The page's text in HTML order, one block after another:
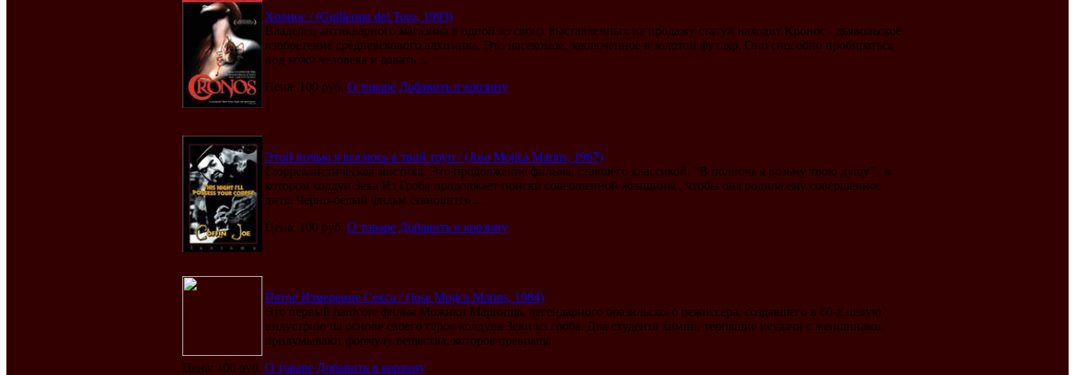
Хронос / (Guillermo del Toro, 1993)
Владелец антикварного магазина в одной из своих выставленных на продажу статуй находит Кронос - дьявольское
изобретение средневекового алхимика. Это насекомое, заключенное в золотой футляр. Оно способно пробираться
под кожу человека и давать ...
Цена: 100 руб. О товаре Добавить в корзину
Этой ночью я вселюсь в твой труп / (Jose Mojica Marins, 1967)
Сюрреалистическая мистика. Это продолжение фильма, ставшего классикой, “В полночь я возьму твою душу” , в
котором колдун Зека Из Гроба продолжает поиски совершенной женщины , чтобы она родила ему совершенное
дитя. Черно-белый фильм становится ...
Цена: 100 руб. О товаре Добавить в корзину
Пятое Измерение Секса / (Jose Mojica Marins, 1984)
Это первый hardcore фильм Можики Маринша, легендарного бразильского режиссера, создавшего в 60-х целую
индустрию на основе своего героя-колдуна Зеки из гроба. Два студента химии, терпящие неудачи с женщинами,
придумывают формулу вещества, которое превраща
Цена: 100 руб. О товаре Добавить в корзину